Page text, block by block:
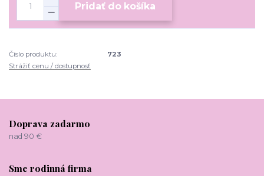
Pridať do košíka
Číslo produktu:
723
Strážiť cenu / dostupnosť
Doprava zadarmo
nad 90 €
Sme rodinná firma